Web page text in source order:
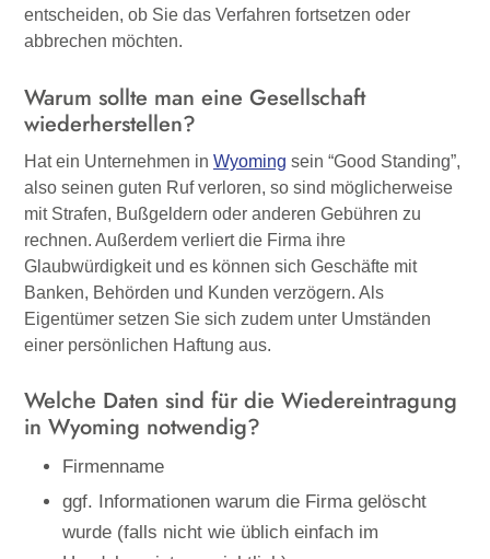
entscheiden, ob Sie das Verfahren fortsetzen oder
abbrechen möchten.
Warum sollte man eine Gesellschaft
wiederherstellen?
Hat ein Unternehmen in Wyoming sein “Good Standing”,
also seinen guten Ruf verloren, so sind möglicherweise
mit Strafen, Bußgeldern oder anderen Gebühren zu
rechnen. Außerdem verliert die Firma ihre
Glaubwürdigkeit und es können sich Geschäfte mit
Banken, Behörden und Kunden verzögern. Als
Eigentümer setzen Sie sich zudem unter Umständen
einer persönlichen Haftung aus.
Welche Daten sind für die Wiedereintragung
in Wyoming notwendig?
Firmenname
ggf. Informationen warum die Firma gelöscht
wurde (falls nicht wie üblich einfach im